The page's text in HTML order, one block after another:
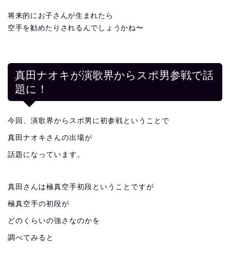
将来的にお子さんが生まれたら
空手を勧めたりされるんでしょうかね〜
真田ナオキが演歌界からスポ男参戦で話
題に！
今回、演歌界からスポ男に初参戦ということで
真田ナオキさんの出場が
話題になっています。
真田さんは極真空手初段ということですが
極真空手の初段が
どのくらいの強さなのかを
調べてみると